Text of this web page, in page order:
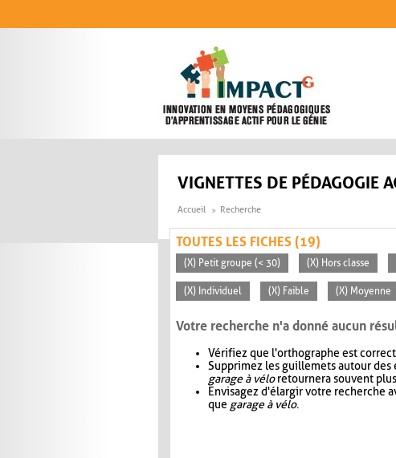
VIGNETTES DE PÉDAGOGIE
Accueil Recherche
TOUTES LES FICHES (19)
(X) Petit groupe (< 30) (X) Hors classe
(X) Individuel (X) Faible (X) Moyenne
Votre recherche n'a donné aucun
Vérifiez que l'orthographe est
Supprimez les guillemets autour
garage à véloretournera souvent
Envisagez d'élargir votre recherche
que garage à vélo.